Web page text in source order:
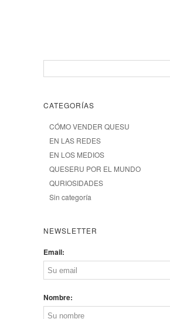
CATEGORÍAS
CÓMO VENDER QUESU
EN LAS REDES
EN LOS MEDIOS
QUESERU POR EL MUNDO
QURIOSIDADES
Sin categoría
NEWSLETTER
Email:
Nombre: